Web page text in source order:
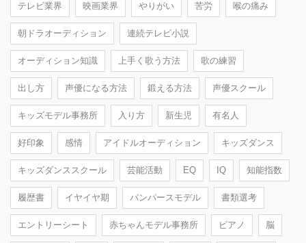
テレビ業界 映画業界 やりがい 苦労 喉の痛み
朝ドラオーディション 連続テレビ小説
オーディション知識 上手く歌う方法 歌の練習
出し方 声優になる方法 鍛える方法 声優スクール
キッズモデル事務所 入り方 新生児 有名人
好印象 感情 アイドルオーディション キッズダンス
キッズダンススクール 芸能活動 EQ IQ 知能指数
履歴書 イヤイヤ期 パンパースモデル 書類選考
エントリーシート 赤ちゃんモデル事務所 ピアノ 脳